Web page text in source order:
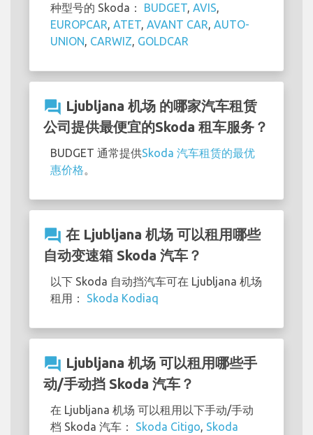
种型号的 Skoda： BUDGET, AVIS,
EUROPCAR, ATET, AVANT CAR, AUTO-
UNION, CARWIZ, GOLDCAR
question_answer Ljubljana 机场 的哪家汽车租赁
公司提供最便宜的Skoda 租车服务？
BUDGET 通常提供Skoda 汽车租赁的最优
惠价格。
question_answer 在 Ljubljana 机场 可以租用哪些
自动变速箱 Skoda 汽车？
以下 Skoda 自动挡汽车可在 Ljubljana 机场
租用： Skoda Kodiaq
question_answer Ljubljana 机场 可以租用哪些手
动/手动挡 Skoda 汽车？
在 Ljubljana 机场 可以租用以下手动/手动
档 Skoda 汽车： Skoda Citigo, Skoda